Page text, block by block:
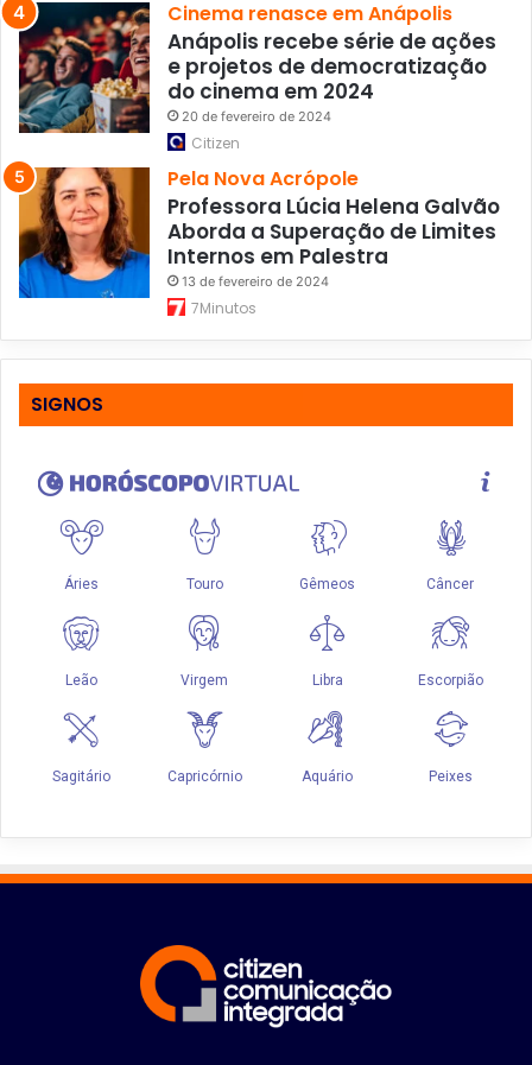
Cinema renasce em Anápolis
Anápolis recebe série de ações
e projetos de democratização
do cinema em 2024
20 de fevereiro de 2024
Citizen
Pela Nova Acrópole
Professora Lúcia Helena Galvão
Aborda a Superação de Limites
Internos em Palestra
13 de fevereiro de 2024
7Minutos
SIGNOS